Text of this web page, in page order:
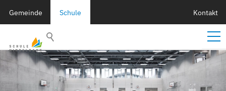
Gemeinde Schule Kontakt